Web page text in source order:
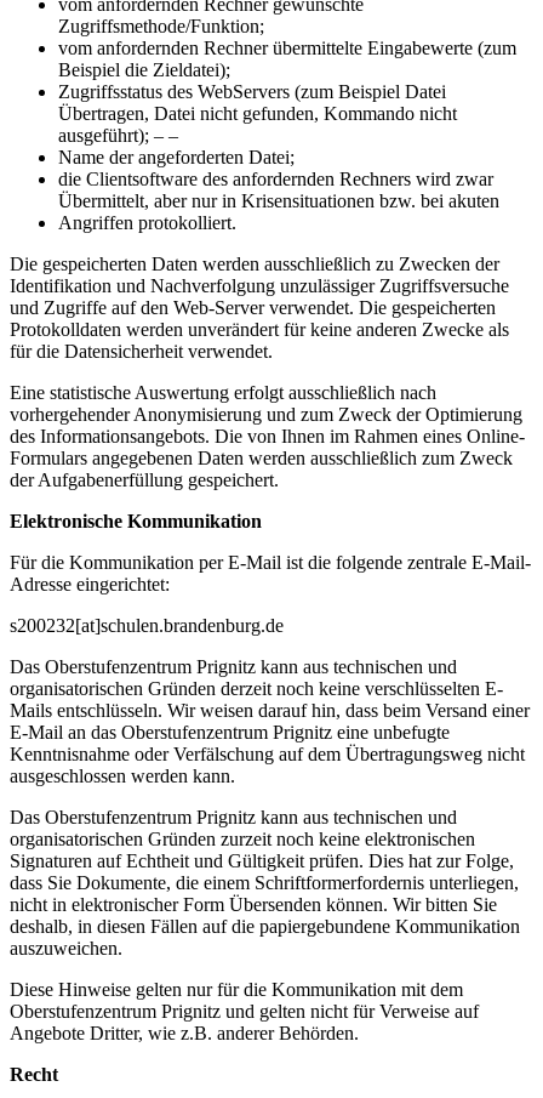
Zugriffsmethode/Funktion;
vom anfordernden Rechner übermittelte Eingabewerte (zum
Beispiel die Zieldatei);
Zugriffsstatus des WebServers (zum Beispiel Datei
Übertragen, Datei nicht gefunden, Kommando nicht
ausgeführt); – –
Name der angeforderten Datei;
die Clientsoftware des anfordernden Rechners wird zwar
Übermittelt, aber nur in Krisensituationen bzw. bei akuten
Angriffen protokolliert.
Die gespeicherten Daten werden ausschließlich zu Zwecken der
Identifikation und Nachverfolgung unzulässiger Zugriffsversuche
und Zugriffe auf den Web-Server verwendet. Die gespeicherten
Protokolldaten werden unverändert für keine anderen Zwecke als
für die Datensicherheit verwendet.
Eine statistische Auswertung erfolgt ausschließlich nach
vorhergehender Anonymisierung und zum Zweck der Optimierung
des Informationsangebots. Die von Ihnen im Rahmen eines Online-
Formulars angegebenen Daten werden ausschließlich zum Zweck
der Aufgabenerfüllung gespeichert.
Elektronische Kommunikation
Für die Kommunikation per E-Mail ist die folgende zentrale E-Mail-
Adresse eingerichtet:
s200232[at]schulen.brandenburg.de
Das Oberstufenzentrum Prignitz kann aus technischen und
organisatorischen Gründen derzeit noch keine verschlüsselten E-
Mails entschlüsseln. Wir weisen darauf hin, dass beim Versand einer
E-Mail an das Oberstufenzentrum Prignitz eine unbefugte
Kenntnisnahme oder Verfälschung auf dem Übertragungsweg nicht
ausgeschlossen werden kann.
Das Oberstufenzentrum Prignitz kann aus technischen und
organisatorischen Gründen zurzeit noch keine elektronischen
Signaturen auf Echtheit und Gültigkeit prüfen. Dies hat zur Folge,
dass Sie Dokumente, die einem Schriftformerfordernis unterliegen,
nicht in elektronischer Form Übersenden können. Wir bitten Sie
deshalb, in diesen Fällen auf die papiergebundene Kommunikation
auszuweichen.
Diese Hinweise gelten nur für die Kommunikation mit dem
Oberstufenzentrum Prignitz und gelten nicht für Verweise auf
Angebote Dritter, wie z.B. anderer Behörden.
Recht